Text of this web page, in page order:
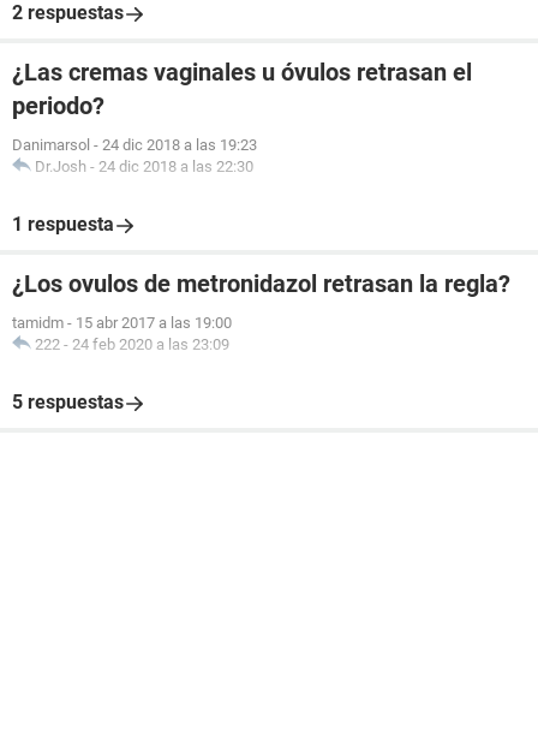
2 respuestas
¿Las cremas vaginales u óvulos retrasan el
periodo?
Danimarsol - 24 dic 2018 a las 19:23
Dr.Josh - 24 dic 2018 a las 22:30
1 respuesta
¿Los ovulos de metronidazol retrasan la regla?
tamidm - 15 abr 2017 a las 19:00
222 - 24 feb 2020 a las 23:09
5 respuestas